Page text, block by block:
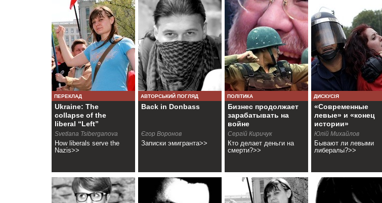
ПЕРЕКЛАД
Ukraine: The
collapse of the
liberal “Left”
Svetlana Tsiberganova
How liberals serve the
Nazis>>
АВТОРСЬКИЙ ПОГЛЯД
Back in Donbass
Єгор Воронов
Записки эмигранта>>
ПОЛІТИКА
Бизнес продолжает
зарабатывать на
войне
Сергій Киричук
Кто делает деньги на
смерти?>>
ДИСКУСІЯ
«Cовременные
левые» и «конец
истории»
Юлій Михайлов
Бывают ли левыми
либералы?>>